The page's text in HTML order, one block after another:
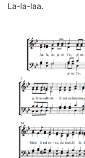
La-la-laa.